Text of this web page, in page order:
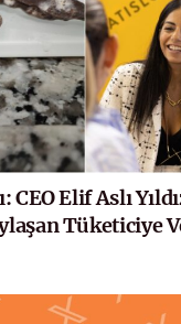
CEO Elif Aslı
Tüketiciye